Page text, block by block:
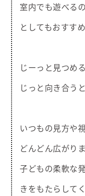
室内でも遊べる
としてもおすすめ
じーっと見つめ
じっと向き合う
いつもの見方や
どんどん広がりま
子どもの柔軟な
きをもたらしてく